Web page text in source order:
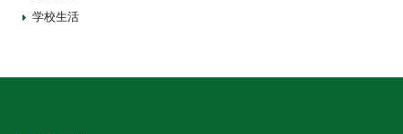
学校生活